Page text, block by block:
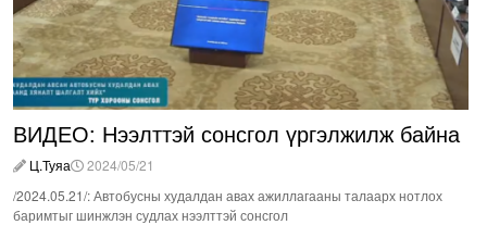
ВИДЕО: Нээлттэй сонсгол үргэлжилж байна
Ц.Туяа
2024/05/21
/2024.05.21/: Автобусны худалдан авах ажиллагааны талаарх нотлох
баримтыг шинжлэн судлах нээлттэй сонсгол